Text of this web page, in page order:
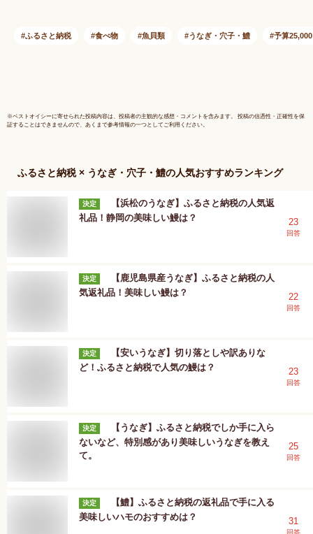
うな重 ひつまぶし
国産 浜名
ふるさと納税 食べ物 魚貝類 うなぎ・穴子・鱧 予算
※ベストオイシーに寄せられた投稿内容は、投稿者の主観的な感想・コメントを含みます。 投稿の信憑性・正確性を保
証することはできませんので、あくまで参考情報の一つとしてご利用ください。
ふるさと納税 × うなぎ・穴子・鱧の人気おすすめランキング
決定
【浜松のうなぎ】ふるさと納税の人気返
礼品！静岡の美味しい鰻は？
23
回答
決定
【鹿児島県産うなぎ】ふるさと納税の人
気返礼品！美味しい鰻は？
22
回答
決定
【安いうなぎ】切り落としや訳ありな
ど！ふるさと納税で人気の鰻は？
23
回答
決定
【うなぎ】ふるさと納税でしか手に入ら
ないなど、特別感があり美味しいうなぎを教え
て。
25
回答
決定
【鱧】ふるさと納税の返礼品で手に入る
美味しいハモのおすすめは？
31
回答